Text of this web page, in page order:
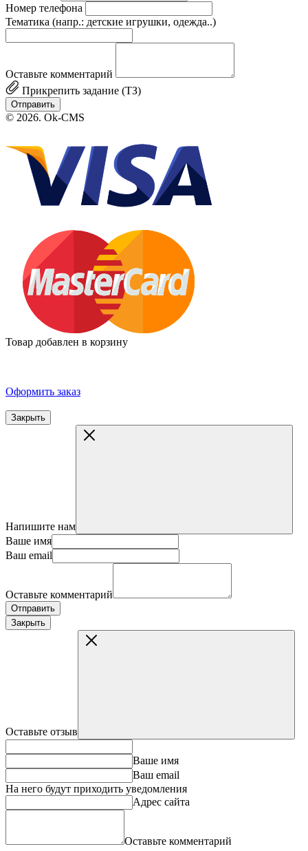
Номер телефона
Тематика (напр.: детские игрушки, одежда..)
Оставьте комментарий
Прикрепить задание (ТЗ)
Отправить
© 2026. Ok-CMS
Товар добавлен в корзину
Оформить заказ
Закрыть
Напишите нам
Ваше имя
Ваш email
Оставьте комментарий
Отправить
Закрыть
Оставьте отзыв
Ваше имя
Ваш email
На него будут приходить уведомления
Адрес сайта
Оставьте комментарий